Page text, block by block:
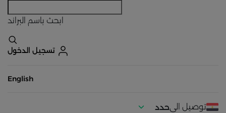
ابحث باسم البراند
تسجيل الدخول
English
توصيل الىحدد